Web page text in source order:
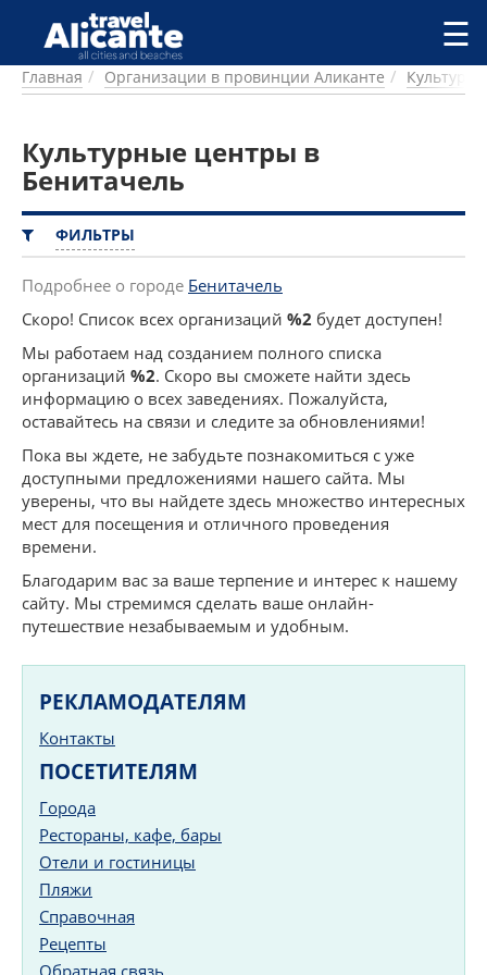
Перейти к основному содержанию
ГОРОДА
ПИТАНИЕ
ПРОЖИВАНИЕ
ДОСТОПРИМЕЧАТЕЛЬНОСТИ
КЕМПИНГ
КОМАРКИ (РАЙОНЫ)
РЕЦЕПТЫ
ПРЕДЛОЖЕНИЯ
СТАТЬИ
УСЛУГИ
☰
Главная Организации в провинции Аликанте
Культурные центры в
Бенитачель
ФИЛЬТРЫ
Подробнее о городе Бенитачель
Скоро! Список всех организаций %2 будет доступен!
Мы работаем над созданием полного списка
организаций %2. Скоро вы сможете найти здесь
информацию о всех заведениях. Пожалуйста,
оставайтесь на связи и следите за обновлениями!
Пока вы ждете, не забудьте познакомиться с уже
доступными предложениями нашего сайта. Мы
уверены, что вы найдете здесь множество интересных
мест для посещения и отличного проведения
времени.
Благодарим вас за ваше терпение и интерес к нашему
сайту. Мы стремимся сделать ваше онлайн-
путешествие незабываемым и удобным.
РЕКЛАМОДАТЕЛЯМ
Контакты
ПОСЕТИТЕЛЯМ
Города
Рестораны, кафе, бары
Отели и гостиницы
Пляжи
Справочная
Рецепты
Обратная связь